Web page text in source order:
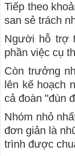
Tiếp theo
san sẻ trách
Người hỗ trợ
phần việc cụ
Còn trưởng
lên kế hoạch
cả đoàn "đùn
Nhóm nhỏ
đơn giản là
trình được